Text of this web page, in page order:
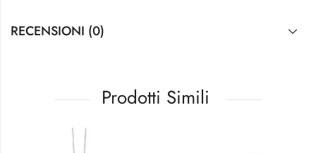
RECENSIONI (0)
Prodotti Simili